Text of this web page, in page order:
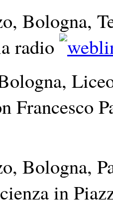
Bologna,
radio
Francesco
Bologna,
in